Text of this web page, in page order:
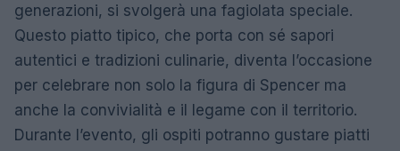
generazioni, si svolgerà una fagiolata speciale.
Questo piatto tipico, che porta con sé sapori
autentici e tradizioni culinarie, diventa l’occasione
per celebrare non solo la figura di Spencer ma
anche la convivialità e il legame con il territorio.
Durante l’evento, gli ospiti potranno gustare piatti